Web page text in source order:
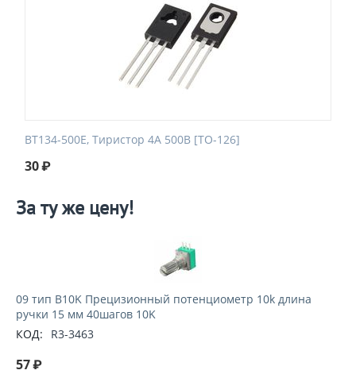
BT134-500E, Тиристор 4А 500В [TO-126]
30₽
За ту же цену!
09 тип B10K Прецизионный потенциометр 10k длина
ручки 15 мм 40шагов 10K
КОД:
R3-3463
57₽